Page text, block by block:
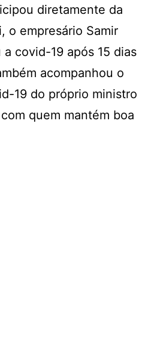
diretamente da
o empresário Samir
covid-19 após 15 dias
acompanhou o
19 do próprio ministro
quem mantém boa